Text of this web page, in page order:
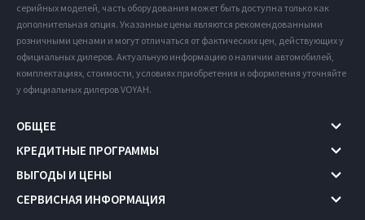
серийных моделей, часть оборудования может быть доступна только как
дополнительная опция. Указанные цены являются рекомендованными
розничными ценами и могут отличаться от фактических цен, действующих у
официальных дилеров. Актуальную информацию о наличии автомобилей,
комплектациях, стоимости, условиях приобретения и оформления уточняйте
у официальных дилеров VOYAH.
ОБЩЕЕ
КРЕДИТНЫЕ ПРОГРАММЫ
ВЫГОДЫ И ЦЕНЫ
СЕРВИСНАЯ ИНФОРМАЦИЯ